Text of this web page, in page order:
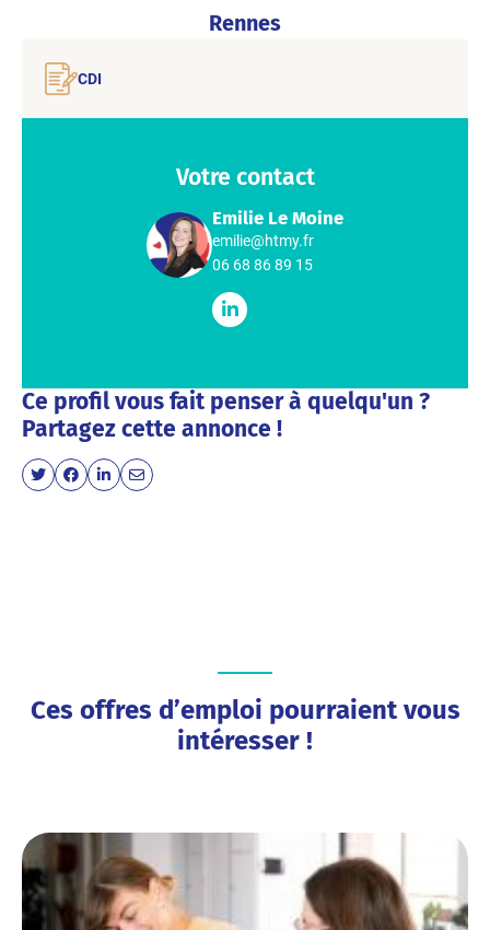
Rennes
CDI
Votre contact
Emilie Le Moine
emilie@htmy.fr
06 68 86 89 15
Ce profil vous fait penser à quelqu'un ?
Partagez cette annonce !
Ces offres d’emploi pourraient vous
intéresser !